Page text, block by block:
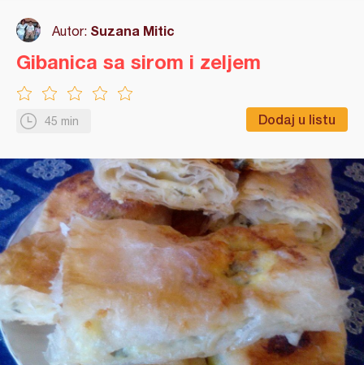
Autor: Suzana Mitic
45 min Dodaj u listu
Gibanica sa sirom i zeljem